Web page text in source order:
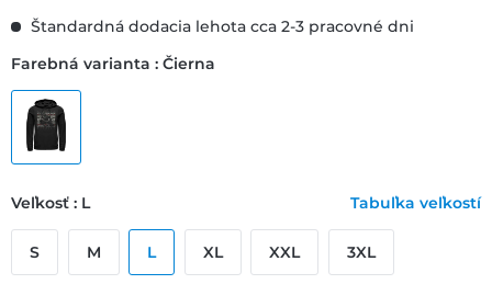
Štandardná dodacia lehota cca 2-3 pracovné dni
Farebná varianta : Čierna
Veľkosť : L Tabuľka veľkostí
S M L XL XXL 3XL